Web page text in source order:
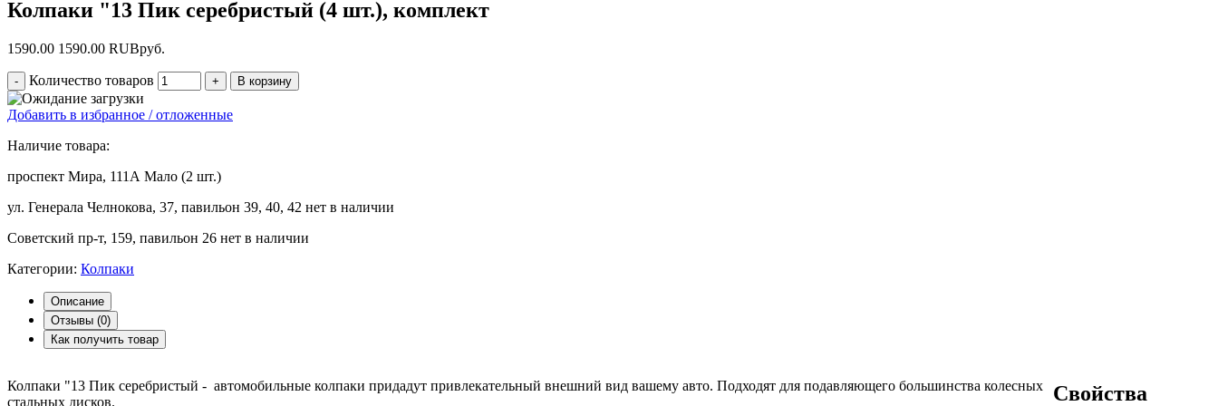
Колпаки "13 Пик серебристый (4 шт.), комплект
1590.00 1590.00 RUBруб.
Количество товаров
Добавить в избранное / отложенные
Наличие товара:
проспект Мира, 111А Мало (2 шт.)
ул. Генерала Челнокова, 37, павильон 39, 40, 42 нет в наличии
Советский пр-т, 159, павильон 26 нет в наличии
Категории: Колпаки
Описание
Отзывы (0)
Как получить товар
Колпаки "13 Пик серебристый - автомобильные колпаки придадут привлекательный внешний вид вашему авто. Подходят для подавляющего большинства колесных
стальных дисков.
Свойства